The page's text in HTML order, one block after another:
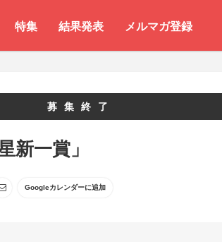
特集 結果発表 メルマガ登録
募集終了
新一賞」
Googleカレンダーに追加